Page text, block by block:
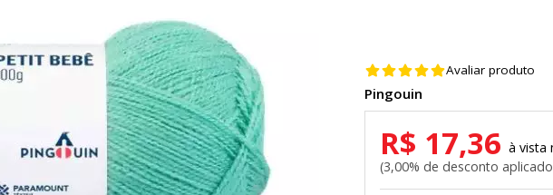
Avaliar produto
Pingouin
R$ 17,36
3,00% de desconto aplicado